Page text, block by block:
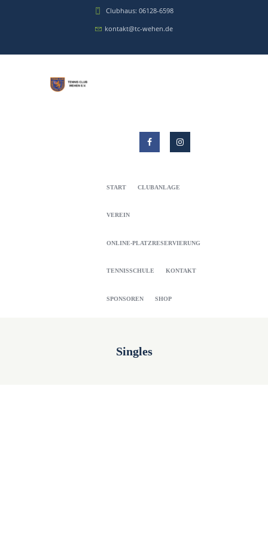
Clubhaus: 06128-6598
kontakt@tc-wehen.de
START CLUBANLAGE
VEREIN
ONLINE-PLATZRESERVIERUNG
TENNISSCHULE KONTAKT
SPONSOREN SHOP
Singles